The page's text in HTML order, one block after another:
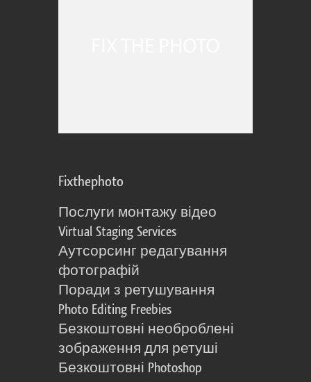
Fixthephoto
Послуги монтажу відео
Virtual Staging Services
Аутсорсинг редагування
фотографій
Поради з ретушування
Photo Editing Freebies
Безкоштовні необроблені
зображення для ретуші
Безкоштовні Photoshop